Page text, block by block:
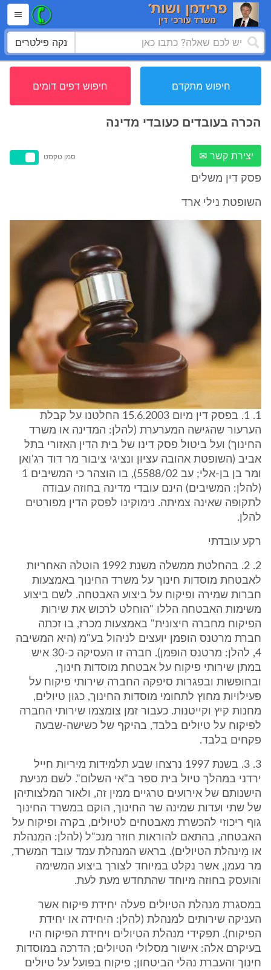
נקה פילטרים
חיפוש מתקדם חיפוש דפים דומים
הכרה בעובדים כעובדי מדינה
יצירת קשר ✉ סמן טקסט
פסק דין משלים
השופטת נילי ארד
1. 1. בפסק דין מיום 15.6.2003 החלטנו על קבלת
הערעור שהגישה המערערת (להלן: המדינה או משרד
החינוך) ועל ביטול פסק דינו של בית הדין האזורי בתל
אביב (השופטת אהובה עציון ונציגי ציבור מר דוד רג'ואן
ומר בן בן-אלי; עב 5588/02), בו הוצהר כי המשיבים 1
(להלן: המשיבים) הינם עובדי מדינה בחוזה עבודה
לתקופה שאינה צמיתה. נימוקינו לפסק הדין מפורטים
להלן.
רקע עובדתי
2. 2. בהחלטת ממשלה משנת 1992 הוטלה האחריות
לאבטחת מוסדות חינוך על משרד החינוך באמצעות
חברות שמירה ופיקוח על ביצוע האבטחה. לשם ביצוע
משימות האבטחה הללו "הוחלט לרכוש את שירות
הפיקוח מחברה חיצונית" באמצעות מכרז, בו זכתה
חברת מרטנס הופמן יועצים לניהול בע"מ (היא המשיבה
4, להלן: מרטנס הופמן). חברה זו העסיקה כ-30 איש
במתן שירותי פיקוח על אבטחת מוסדות חינוך,
ובחופשות ובפגרות סיפקה החברה שירותי פיקוח על
פעילויות מחוץ לתחומי מוסדות החינוך, כגון טיולים,
מחנות קיץ וקייטנות. כעבור זמן צומצמו שירותי החברה
לפיקוח על טיולים בלבד, בהיקף של כשישה-שבעה
פקחים בלבד.
3. 3. בשנת 1997 נרצחו שבע תלמידות מיריות חייל
ירדני במהלך טיול בית ספר ב"אי השלום". לשם מניעת
הישנותם של אירועים טרגיים ממין זה, ולאור המלצותיהן
של שתי ועדות שמינה שר החינוך, הוקם במשרד החינוך
גוף ריכוזי להכשרת מאבטחים לטיולים, בקרה ופיקוח על
האבטחה, בהתאם להוראות חוזר מנכ"ל (להלן: המִנהלת
או מִינהלת הטיולים). בראש המנהלת עמד עובד המשרד,
מר נעמן, אשר נקלט במיוחד לצורך ביצוע המשימה
והועסק בחוזה מיוחד שהתחדש מעת לעת.
במסגרת מנהלת הטיולים פעלה יחידת פיקוח אשר
העניקה שירותים למנהלת (להלן: היחידה או יחידת
הפיקוח). תפקידי מנהלת הטיולים ויחידת הפיקוח היו
בעיקרם אלה: אישור מסלולי הטיולים; הדרכה במוסדות
חינוך והעברת נהלי הביטחון; פיקוח בפועל על טיולים